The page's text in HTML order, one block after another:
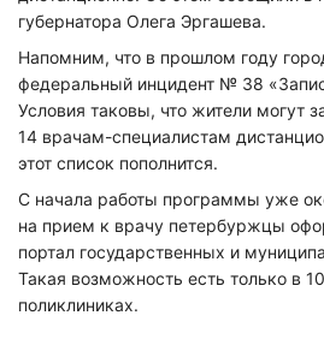
губернатора Олега Эргашева.
Напомним, что в прошлом году
федеральный инцидент № 38
Условия таковы, что жители могут
14 врачам-специалистам
этот список пополнится.
С начала работы программы уже
на прием к врачу петербуржцы
портал государственных и
Такая возможность есть только в
поликлиниках.